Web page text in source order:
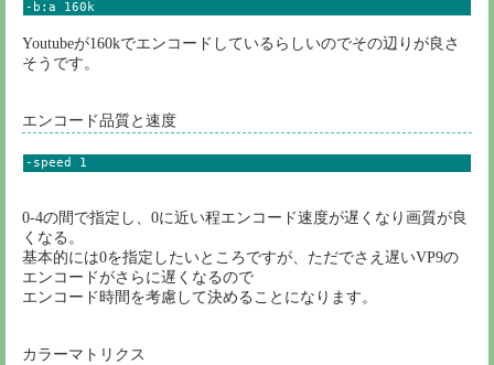
-b:a 160k
Youtubeが160kでエンコードしているらしいのでその辺りが良さ
そうです。
エンコード品質と速度
-speed 1
0-4の間で指定し、0に近い程エンコード速度が遅くなり画質が良
くなる。
基本的には0を指定したいところですが、ただでさえ遅いVP9の
エンコードがさらに遅くなるので
エンコード時間を考慮して決めることになります。
カラーマトリクス